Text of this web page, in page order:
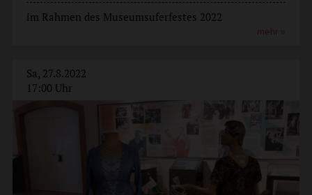
im Rahmen des Museumsuferfestes 2022
mehr
Sa, 27.8.2022
17:00 Uhr